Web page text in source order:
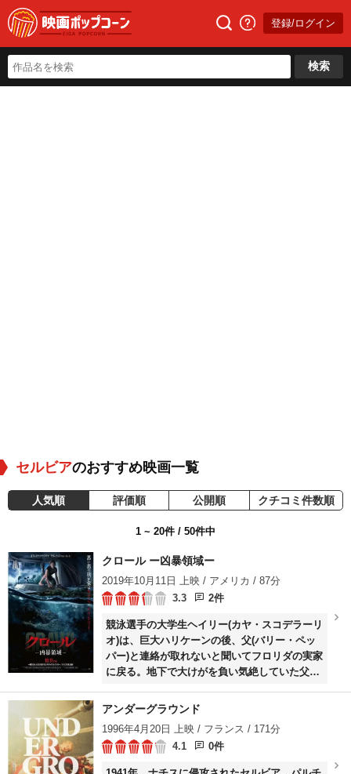
登録/ログイン
検索
セルビアのおすすめ映画一覧
人気順 評価順 公開順 クチコミ件数順
1 ~ 20件 / 50件中
クロール ー凶暴領域ー
2019年10月11日 上映 / アメリカ / 87分
3.3
2件
競泳選手の大学生ヘイリー(カヤ・スコデラーリ
オ)は、巨大ハリケーンの後、父(バリー・ペッ
パー)と連絡が取れないと聞いてフロリダの実家
に戻る。地下で大けがを負い気絶していた父を
奥に引きずり込まれ、右足を負傷してしまう。
アンダーグラウンド
1996年4月20日 上映 / フランス / 171分
4.1
0件